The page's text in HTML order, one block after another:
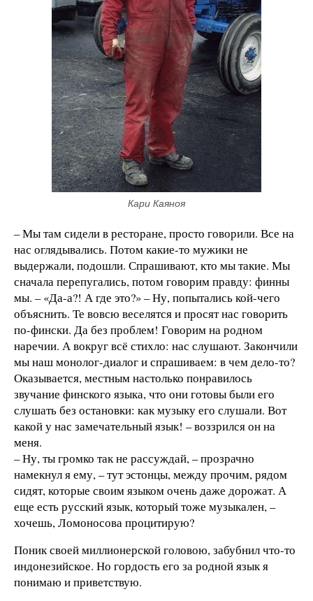
Кари Каяноя
– Мы там сидели в ресторане, просто говорили. Все на
нас оглядывались. Потом какие-то мужики не
выдержали, подошли. Спрашивают, кто мы такие. Мы
сначала перепугались, потом говорим правду: финны
мы. – «Да-а?! А где это?» – Ну, попытались кой-чего
объяснить. Те вовсю веселятся и просят нас говорить
по-фински. Да без проблем! Говорим на родном
наречии. А вокруг всё стихло: нас слушают. Закончили
мы наш монолог-диалог и спрашиваем: в чем дело-то?
Оказывается, местным настолько понравилось
звучание финского языка, что они готовы были его
слушать без остановки: как музыку его слушали. Вот
какой у нас замечательный язык! – воззрился он на
меня.
– Ну, ты громко так не рассуждай, – прозрачно
намекнул я ему, – тут эстонцы, между прочим, рядом
сидят, которые своим языком очень даже дорожат. А
еще есть русский язык, который тоже музыкален, –
хочешь, Ломоносова процитирую?
Поник своей миллионерской головою, забубнил что-то
индонезийское. Но гордость его за родной язык я
понимаю и приветствую.